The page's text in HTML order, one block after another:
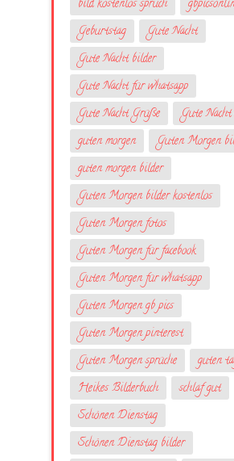
bild kostenlos spruch
Geburtstag
Gute Nacht
Gute Nacht bilder
Gute Nacht für whatsapp
Gute Nacht Grüße
Gute Nacht
guten morgen
Guten Morgen
guten morgen bilder
Guten Morgen bilder kostenlos
Guten Morgen fotos
Guten Morgen für facebook
Guten Morgen für whatsapp
Guten Morgen gb pics
Guten Morgen pinterest
Guten Morgen sprüche
guten
Heikes Bilderbuch
schlaf gut
Schönen Dienstag
Schönen Dienstag bilder